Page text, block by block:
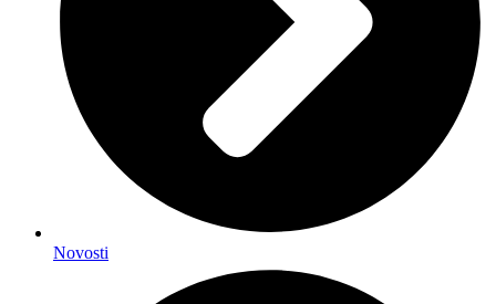
Novosti